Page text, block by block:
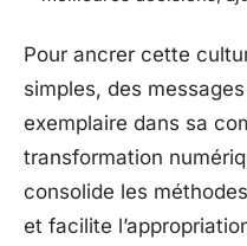
Pour ancrer cette
simples, des
exemplaire dans sa
transformation
consolide les
et facilite